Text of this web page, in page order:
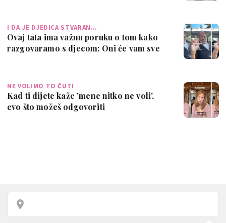
I DA JE DJEDICA STVARAN…
Ovaj tata ima važnu poruku o tom kako
razgovaramo s djecom: Oni će vam sve
NE VOLIMO TO ČUTI
Kad ti dijete kaže 'mene nitko ne voli',
evo što možeš odgovoriti